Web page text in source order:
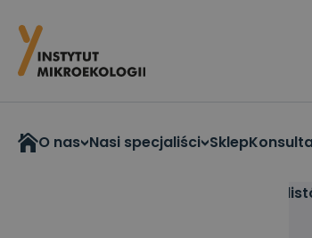
O nas Nasi specjaliści Sklep
Dla